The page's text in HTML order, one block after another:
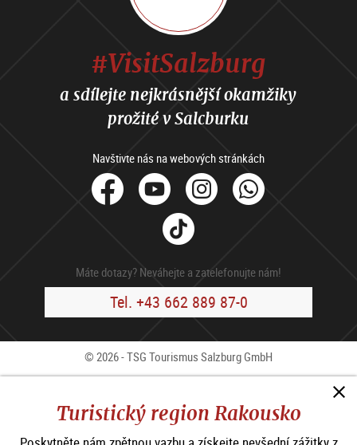
Turistický region Rakousko
#VisitSalzburg
a sdílejte nejkrásnější okamžiky
prožité v Salcburku
Navštivte nás na webových stránkách
facebook
YoutubeInstagram
Tik
Tok
Máte dotazy? Neváhejte a zatelefonujte nám!
Tel. +43 662 889 87-0
© 2026 - TSG Tourismus Salzburg GmbH
Impressum
V.o.p.